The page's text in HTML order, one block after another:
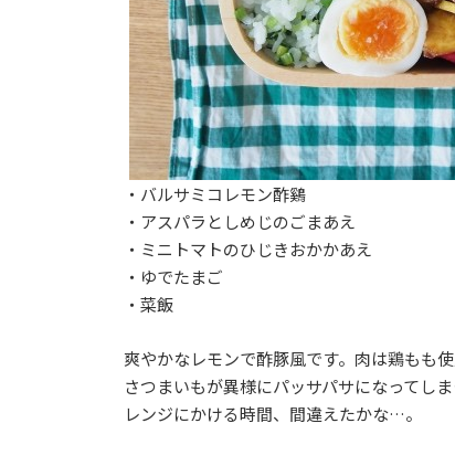
・バルサミコレモン酢鷄
・アスパラとしめじのごまあえ
・ミニトマトのひじきおかかあえ
・ゆでたまご
・菜飯
爽やかなレモンで酢豚風です。肉は鶏もも使
さつまいもが異様にパッサパサになってし
レンジにかける時間、間違えたかな…。